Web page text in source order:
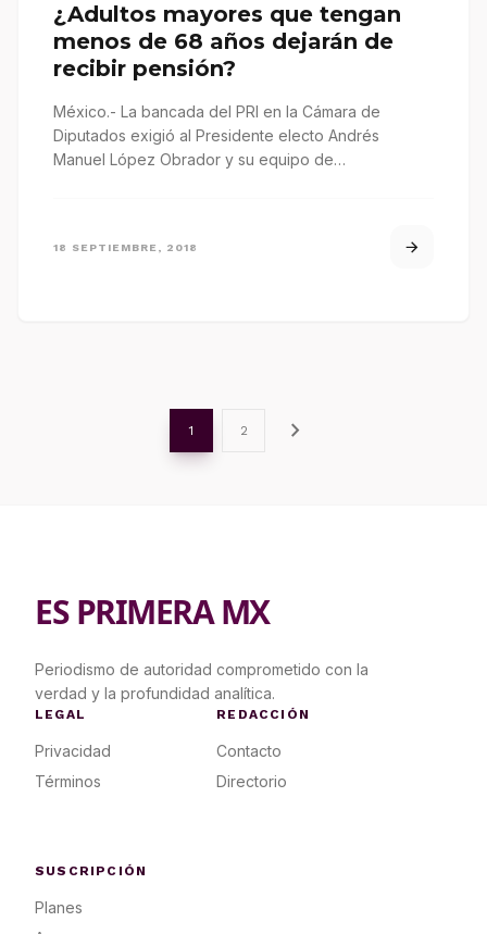
¿Adultos mayores que tengan
menos de 68 años dejarán de
recibir pensión?
México.- La bancada del PRI en la Cámara de
Diputados exigió al Presidente electo Andrés
Manuel López Obrador y su equipo de
18 SEPTIEMBRE, 2018
1 2 chevron_right
ES PRIMERA MX
Periodismo de autoridad comprometido con la
verdad y la profundidad analítica.
LEGAL
Privacidad
Términos
REDACCIÓN
Contacto
Directorio
SUSCRIPCIÓN
Planes